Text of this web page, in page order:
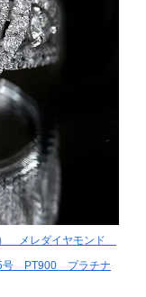
メレダイヤモンド
号 PT900 プラチナ